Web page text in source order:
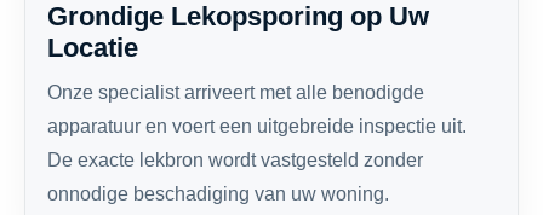
Grondige Lekopsporing op Uw
Locatie
Onze specialist arriveert met alle benodigde
apparatuur en voert een uitgebreide inspectie uit.
De exacte lekbron wordt vastgesteld zonder
onnodige beschadiging van uw woning.